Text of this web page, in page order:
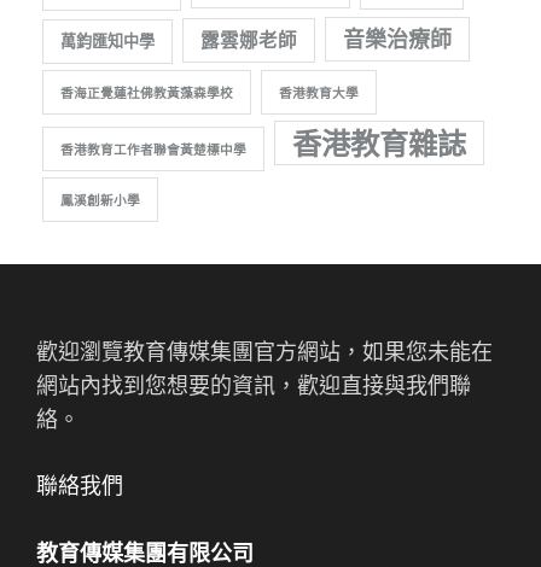
萬鈞匯知中學 露雲娜老師 音樂治療師
香海正覺蓮社佛教黃藻森學校 香港教育大學
香港教育工作者聯會黃楚標中學 香港教育雜誌
鳳溪創新小學
歡迎瀏覽教育傳媒集團官方網站，如果您未能在
網站內找到您想要的資訊，歡迎直接與我們聯
絡。
聯絡我們
教育傳媒集團有限公司